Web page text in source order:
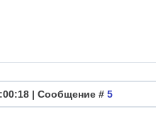
| Сообщение # 5